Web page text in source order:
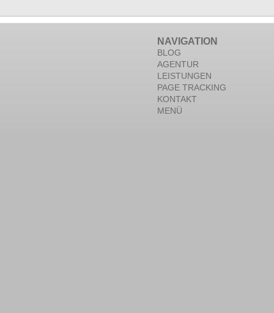
NAVIGATION
BLOG
AGENTUR
LEISTUNGEN
PAGE TRACKING
KONTAKT
MENÜ